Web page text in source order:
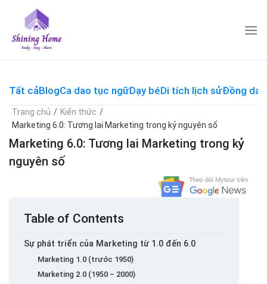
content
Tất cảBlogCa dao tục ngữDạy béDi tích lịch sửĐồng dao
Trang chủ / Kiến thức /
Marketing 6.0: Tương lai Marketing trong kỷ nguyên số
Marketing 6.0: Tương lai Marketing trong kỷ
nguyên số
Table of Contents
Sự phát triển của Marketing từ 1.0 đến 6.0
Marketing 1.0 (trước 1950)
Marketing 2.0 (1950 – 2000)